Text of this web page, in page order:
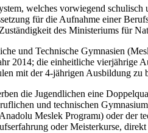
welches vorwiegend
für die Aufnahme einer
des Ministeriums für
und Technische Gymnasien
2014; die einheitliche
mit der 4-jährigen Ausbildung zu
die Jugendlichen eine
und technischen
Meslek Programı) oder
oder Meisterkurse,